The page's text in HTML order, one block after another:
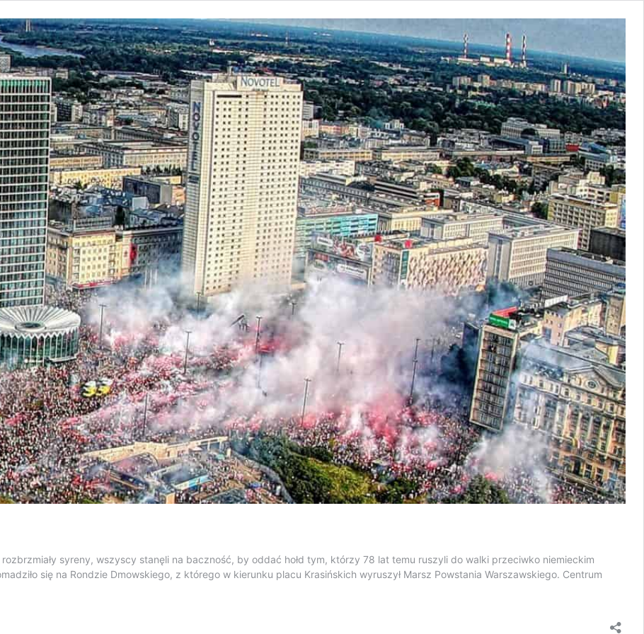
syreny, wszyscy stanęli na baczność, by oddać hołd tym, którzy 78 lat temu ruszyli do walki przeciwko niemieckim
się na Rondzie Dmowskiego, z którego w kierunku placu Krasińskich wyruszył Marsz Powstania Warszawskiego. Centrum